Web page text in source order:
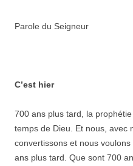
Parole du Seigneur
C’est hier
700 ans plus tard, la prophétie
temps de Dieu. Et nous, avec
convertissons et nous
ans plus tard. Que sont 700